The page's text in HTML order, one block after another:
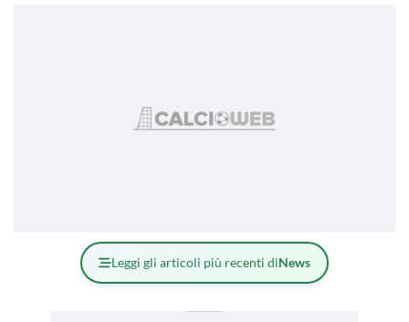
Leggi gli articoli più recenti diNews